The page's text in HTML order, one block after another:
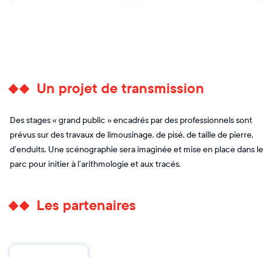
Un projet de transmission
Des stages « grand public » encadrés par des professionnels sont
prévus sur des travaux de limousinage, de pisé, de taille de pierre,
d’enduits. Une scénographie sera imaginée et mise en place dans le
parc pour initier à l’arithmologie et aux tracés.
Les partenaires